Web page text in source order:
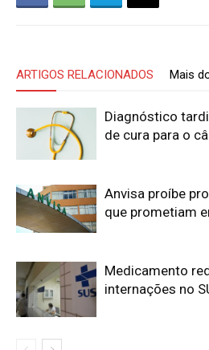
ARTIGOS RELACIONADOS Mais
Diagnóstico
de cura para o
Anvisa proíbe
que prometiam
Medicamento
internações no